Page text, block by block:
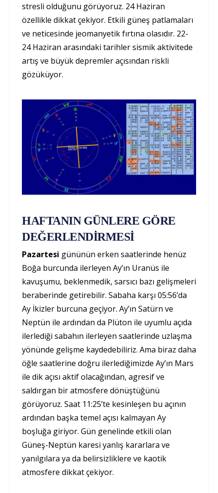
stresli olduğunu görüyoruz. 24 Haziran
özellikle dikkat çekiyor. Etkili güneş patlamaları
ve neticesinde jeomanyetik fırtına olasıdır. 22-
24 Haziran arasındaki tarihler sismik aktivitede
artış ve büyük depremler açısından riskli
gözüküyor.
HAFTANIN GÜNLERE GÖRE
DEĞERLENDİRMESİ
Pazartesi gününün erken saatlerinde henüz
Boğa burcunda ilerleyen Ay’ın Uranüs ile
kavuşumu, beklenmedik, sarsıcı bazı gelişmeleri
beraberinde getirebilir. Sabaha karşı 05:56’da
Ay İkizler burcuna geçiyor. Ay’ın Satürn ve
Neptün ile ardından da Plüton ile uyumlu açıda
ilerlediği sabahın ilerleyen saatlerinde uzlaşma
yönünde gelişme kaydedebiliriz. Ama biraz daha
öğle saatlerine doğru ilerlediğimizde Ay’ın Mars
ile dik açısı aktif olacağından, agresif ve
saldırgan bir atmosfere dönüştüğünü
görüyoruz. Saat 11:25’te kesinleşen bu açının
ardından başka temel açısı kalmayan Ay
boşluğa giriyor. Gün genelinde etkili olan
Güneş-Neptün karesi yanlış kararlara ve
yanılgılara ya da belirsizliklere ve kaotik
atmosfere dikkat çekiyor.